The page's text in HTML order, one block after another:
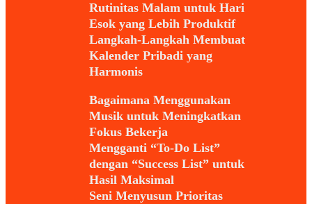
Rutinitas Malam untuk Hari
Esok yang Lebih Produktif
Langkah-Langkah Membuat
Kalender Pribadi yang
Harmonis
Bagaimana Menggunakan
Musik untuk Meningkatkan
Fokus Bekerja
Mengganti “To-Do List”
dengan “Success List” untuk
Hasil Maksimal
Seni Menyusun Prioritas